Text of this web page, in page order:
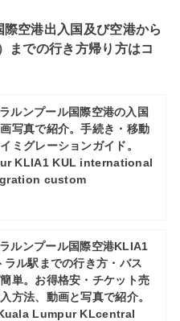
空港出入国及び空港から
までの行き方帰り方はコ
ルンプール国際空港の入国
写真で紹介。手続き・移動
ミグレーションガイド。
KLIA1 KUL international
custom
ルンプール国際空港KLIA1
ル駅までの行き方・バス
単。お得格安・チケット売
方法、動画と写真で紹介。
Lumpur KLcentral